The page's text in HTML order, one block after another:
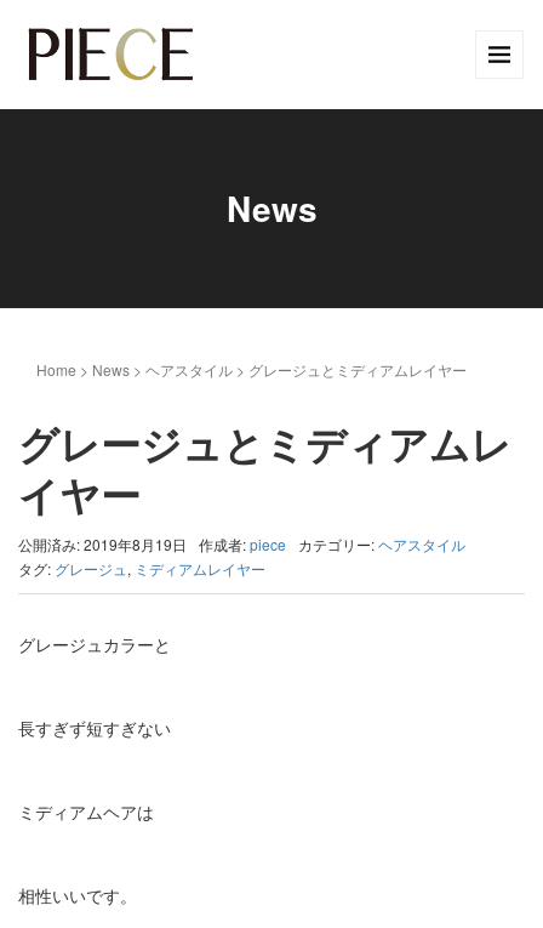
News
Home > News > ヘアスタイル > グレージュとミディアムレイヤー
グレージュとミディアムレ
イヤー
公開済み: 2019年8月19日 作成者:piece カテゴリー:ヘアスタイル
タグ: グレージュ , ミディアムレイヤー
グレージュカラーと
長すぎず短すぎない
ミディアムヘアは
相性いいです。